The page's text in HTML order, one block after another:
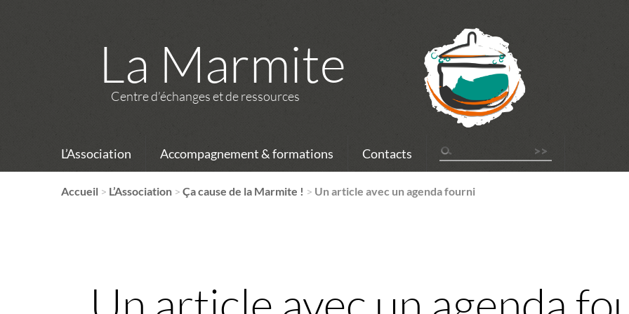
La Marmite
Centre d’échanges et de ressources
L’Association Accompagnement & formations Contacts
Accueil > L’Association >Ça cause de la Marmite ! > Un article avec un agenda fourni